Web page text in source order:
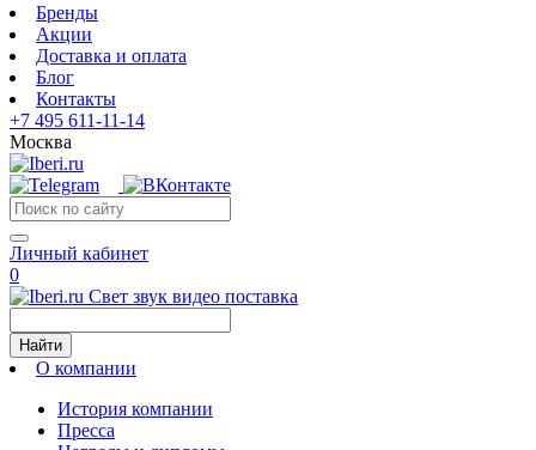
Бренды
Акции
Доставка и оплата
Блог
Контакты
+7 495 611-11-14
Москва
Личный кабинет
0
Свет звук видео поставка
Найти
О компании
История компании
Пресса